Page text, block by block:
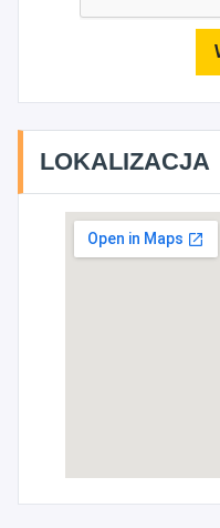
LOKALIZACJA